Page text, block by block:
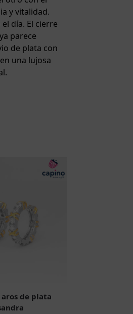
y vitalidad.
día. El cierre
parece
de plata con
una lujosa
de plata